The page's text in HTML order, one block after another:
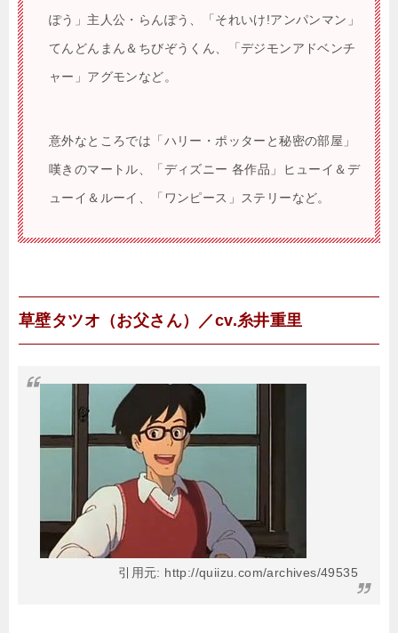
ぽう」主人公・らんぽう、「それいけ!アンパンマン」
てんどんまん＆ちびぞうくん、「デジモンアドベンチ
ャー」アグモンなど。
意外なところでは「ハリー・ポッターと秘密の部屋」
嘆きのマートル、「ディズニー 各作品」ヒューイ＆デ
ューイ＆ルーイ、「ワンピース」ステリーなど。
草壁タツオ（お父さん）／cv.糸井重里
引用元: http://quiizu.com/archives/49535